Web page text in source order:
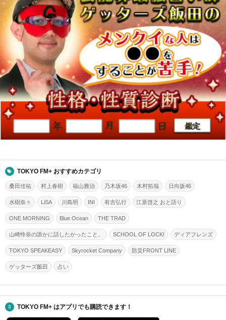
TOKYO FM+ おすすめカテゴリ
桑田佳祐 村上春樹 福山雅治 乃木坂46 木村拓哉 日向坂46
水樹奈々 LiSA 川島明 INI 有吉弘行 江原啓之 おと語り
ONE MORNING Blue Ocean THE TRAD
山崎怜奈の誰かに話したかったこと。 SCHOOL OF LOCK! ディアフレンズ
TOKYO SPEAKEASY Skyrocket Company 防災FRONT LINE
ゲッターズ飯田 占い
TOKYO FM+ はアプリでも購読できます！